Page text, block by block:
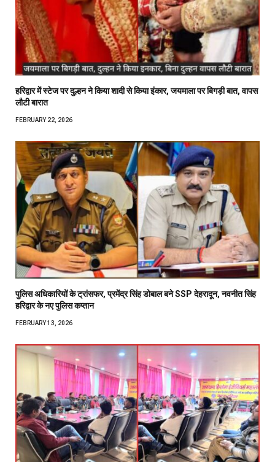
हरिद्वार में स्टेज पर दुल्हन ने किया शादी से किया इंकार, जयमाला पर बिगड़ी बात, वापस
लौटी बारात
FEBRUARY 22, 2026
पुलिस अधिकारियों के ट्रांसफर, प्रमेंद्र सिंह डोबाल बने SSP देहरादून, नवनीत सिंह
हरिद्वार के नए पुलिस कप्तान
FEBRUARY 13, 2026